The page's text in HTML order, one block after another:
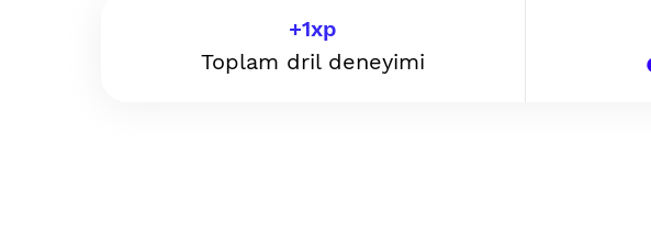
+1xp
Toplam dril deneyimi